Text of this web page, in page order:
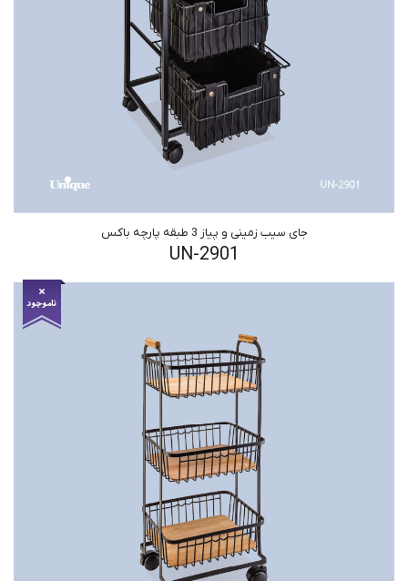
جای سیب زمینی و پیاز 3 طبقه پارچه باکس
UN-2901